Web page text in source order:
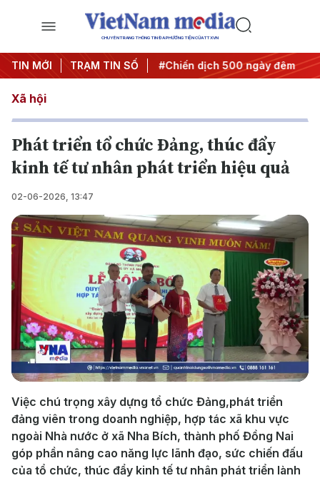
CHUYÊN TRANG THÔNG TIN ĐA PHƯƠNG TIỆN CỦA TTXVN
TIN MỚI TRẠM TIN SỐ
quyết thành hành động #Chiến dịch 500 ngày đêm
Xã hội
Phát triển tổ chức Đảng, thúc đẩy
kinh tế tư nhân phát triển hiệu quả
02-06-2026, 13:47
Play
Video
Việc chú trọng xây dựng tổ chức Đảng,phát triển
đảng viên trong doanh nghiệp, hợp tác xã khu vực
ngoài Nhà nước ở xã Nha Bích, thành phố Đồng Nai
góp phần nâng cao năng lực lãnh đạo, sức chiến đấu
của tổ chức, thúc đẩy kinh tế tư nhân phát triển lành